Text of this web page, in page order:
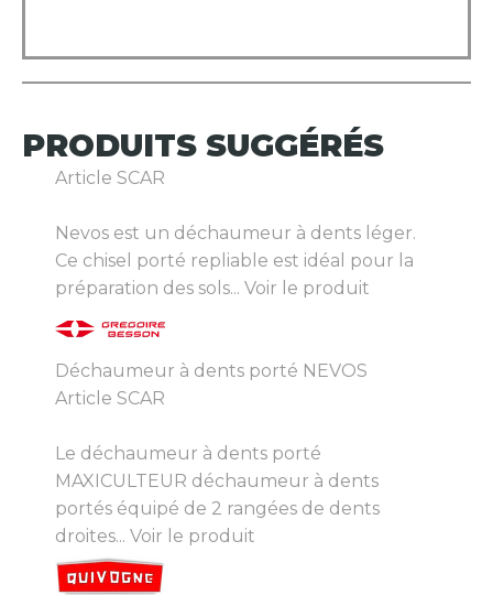
PRODUITS SUGGÉRÉS
Article SCAR
Nevos est un déchaumeur à dents léger.
Ce chisel porté repliable est idéal pour la
préparation des sols... Voir le produit
Déchaumeur à dents porté NEVOS
Article SCAR
Le déchaumeur à dents porté
MAXICULTEUR déchaumeur à dents
portés équipé de 2 rangées de dents
droites... Voir le produit